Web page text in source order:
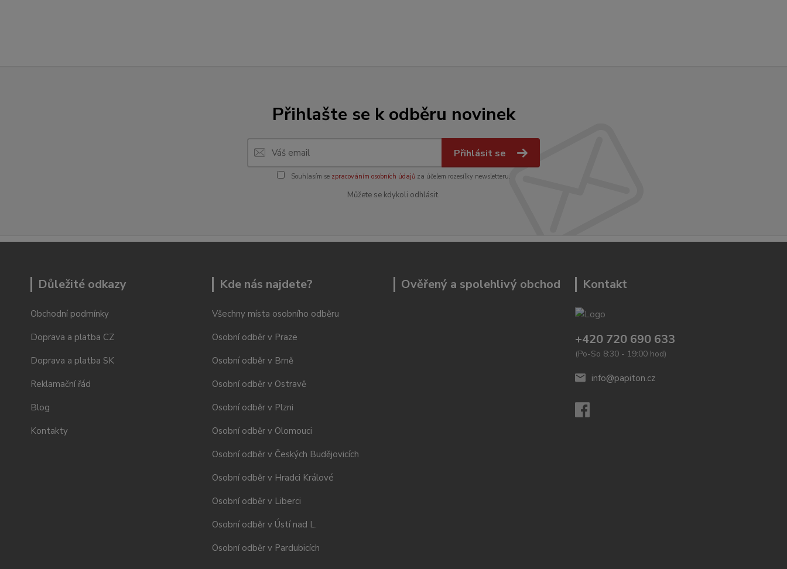
Přihlašte se k odběru novinek
Přihlásit se
Souhlasím se zpracováním osobních údajůza účelem rozesílky newsletteru.
Můžete se kdykoli odhlásit.
Důležité odkazy
Obchodní podmínky
Doprava a platba CZ
Doprava a platba SK
Reklamační řád
Blog
Kontakty
Kde nás najdete?
Všechny místa osobního odběru
Osobní odběr v Praze
Osobní odběr v Brně
Osobní odběr v Ostravě
Osobní odběr v Plzni
Osobní odběr v Olomouci
Osobní odběr v Českých Budějovicích
Osobní odběr v Hradci Králové
Osobní odběr v Liberci
Osobní odběr v Ústí nad L.
Osobní odběr v Pardubicích
Ověřený a spolehlivý obchod Kontakt
+420 720 690 633
(Po-So 8:30 - 19:00 hod)
info@papiton.cz